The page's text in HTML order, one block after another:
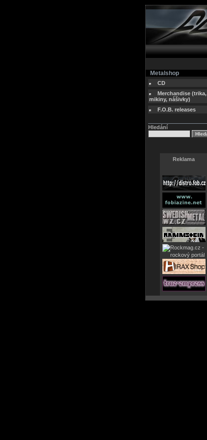
Metalshop
CD
Merchandise (trika,
mikiny, nášivky)
F.O.B. releases
Hledání
Reklama